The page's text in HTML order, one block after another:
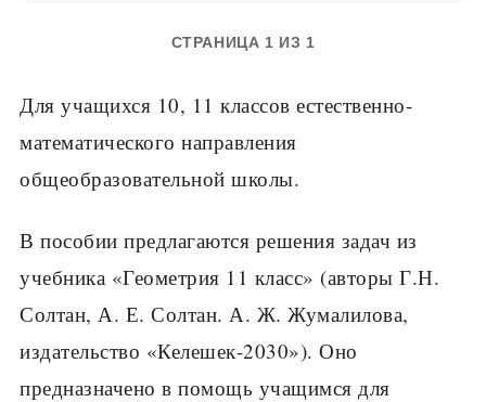
СТРАНИЦА 1 ИЗ 1
Для учащихся 10, 11 классов естественно-
математического направления
общеобразовательной школы.
В пособии предлагаются решения задач из
учебника «Геометрия 11 класс» (авторы Г.Н.
Солтан, А. Е. Солтан. А. Ж. Жумалилова,
издательство «Келешек-2030»). Оно
предназначено в помощь учащимся для